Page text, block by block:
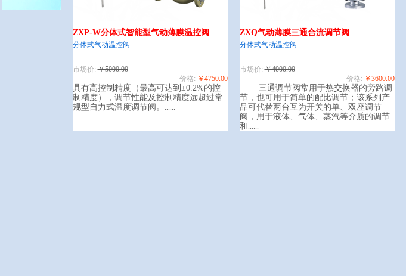
ZXP-W分体式智能型气动薄膜温控阀
分体式气动温控阀
...
市场价: ￥5000.00
价格: ￥4750.00
具有高控制精度（最高可达到±0.2%的控
制精度），调节性能及控制精度远超过常
规型自力式温度调节阀。
......
ZXQ气动薄膜三通合流调节阀
分体式气动温控阀
...
市场价: ￥4000.00
价格: ￥3600.00
三通调节阀常用于热交换器的旁路调
节，也可用于简单的配比调节；该系列产
品可代替两台互为开关的单、双座调节
阀，用于液体、气体、蒸汽等介质的调节
和 ......